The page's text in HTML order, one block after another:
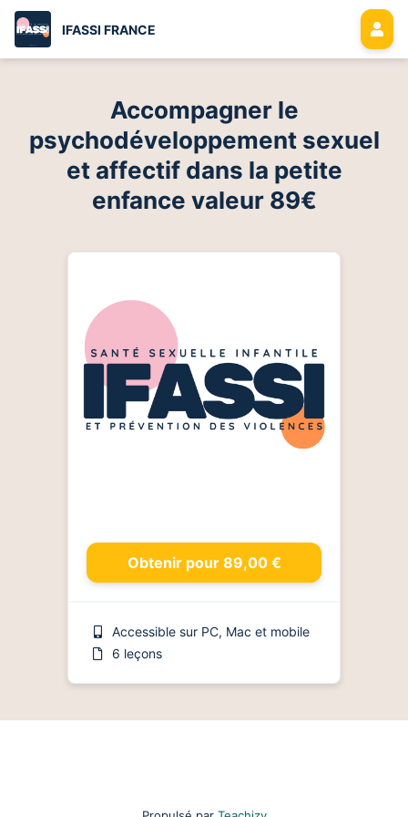
IFASSI FRANCE
Accompagner le
psychodéveloppement sexuel
et affectif dans la petite
enfance valeur 89€
Obtenir pour 89,00 €
Accessible sur PC, Mac et mobile
6 leçons